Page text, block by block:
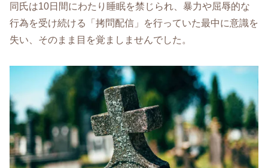
同氏は10日間にわたり睡眠を禁じられ、暴力や屈辱的な
行為を受け続ける「拷問配信」を行っていた最中に意識を
失い、そのまま目を覚ましませんでした。